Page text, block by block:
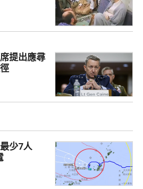
提出應尋
少7人